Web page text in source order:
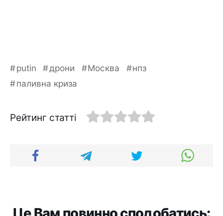
putin дрони Москва
нпз
паливна криза
Рейтинг статті